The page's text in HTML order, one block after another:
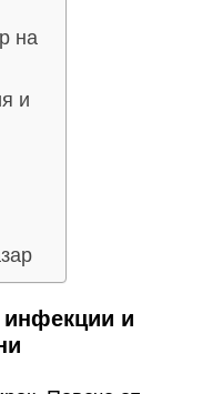
на
и
инфекции и